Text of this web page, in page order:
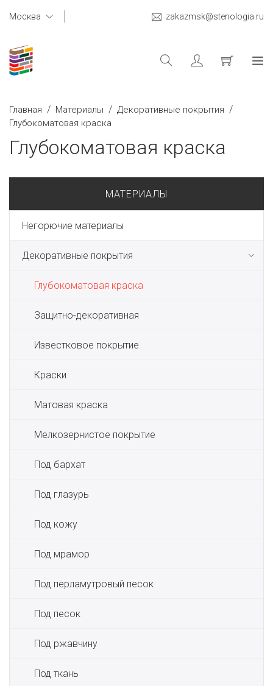
Москва zakazmsk@stenologia.ru
Главная / Материалы / Декоративные покрытия /
Глубокоматовая краска
Глубокоматовая краска
МАТЕРИАЛЫ
Негорючие материалы
Декоративные покрытия
Глубокоматовая краска
Защитно-декоративная
Известковое покрытие
Краски
Матовая краска
Мелкозернистое покрытие
Под бархат
Под глазурь
Под кожу
Под мрамор
Под перламутровый песок
Под песок
Под ржавчину
Под ткань